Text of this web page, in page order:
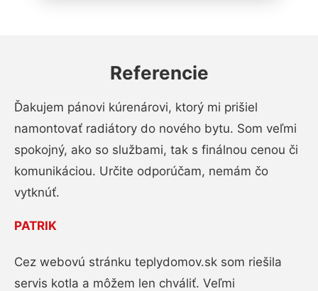
Referencie
Ďakujem pánovi kúrenárovi, ktorý mi prišiel
namontovať radiátory do nového bytu. Som veľmi
spokojný, ako so službami, tak s finálnou cenou či
komunikáciou. Určite odporúčam, nemám čo
vytknúť.
PATRIK
Cez webovú stránku teplydomov.sk som riešila
servis kotla a môžem len chváliť. Veľmi